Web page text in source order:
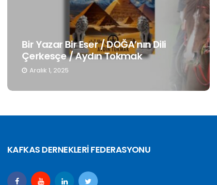
/ DOĞA’nın Dili
Tokmak
Gençlerin
Muhafazası /
Kasım 19, 2025
KAFKAS DERNEKLERİ FEDERASYONU